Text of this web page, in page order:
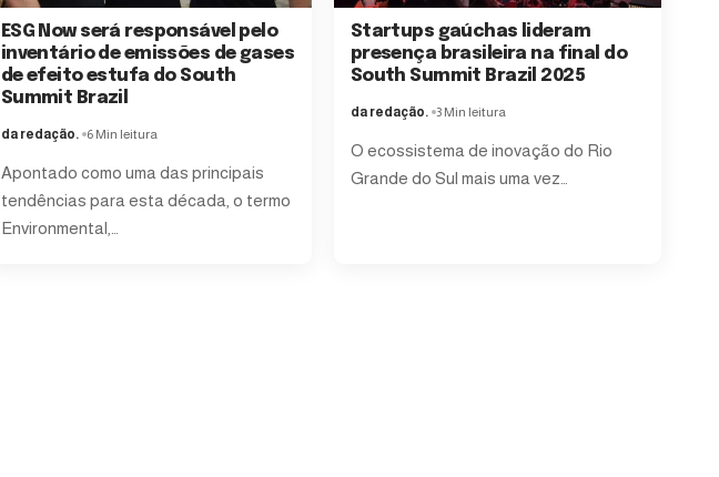
ESG Now será responsável pelo
inventário de emissões de gases
de efeito estufa do South
Summit Brazil
da redação. 6 Min leitura
Apontado como uma das principais
tendências para esta década, o termo
Environmental,
Startups gaúchas lideram
presença brasileira na final do
South Summit Brazil 2025
da redação. 3 Min leitura
O ecossistema de inovação do Rio
Grande do Sul mais uma vez